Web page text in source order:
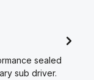
sealed
sub driver.